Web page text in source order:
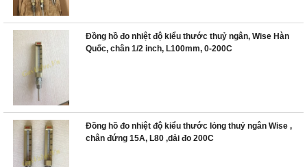
Đồng hồ đo nhiệt độ kiểu thước thuỷ ngân, Wise Hàn
Quốc, chân 1/2 inch, L100mm, 0-200C
Đồng hồ đo nhiệt độ kiểu thước lỏng thuỷ ngân Wise ,
chân đứng 15A, L80 ,dải đo 200C